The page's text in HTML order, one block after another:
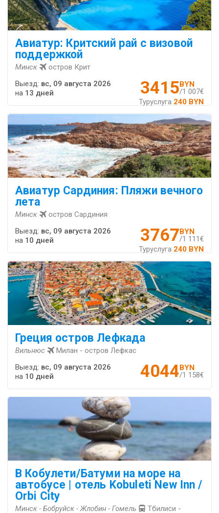
Авиатур: Критский рай с визовой
поддержкой
Минск остров Крит
3415BYN
/1 007€
Туруслуга 240 BYN
Выезд: вс, 09 августа 2026
на 13 дней
Авиатур Сардиния: Пляжи вечного
лета
Минск остров Сардиния
3767BYN
/1 111€
Туруслуга 240 BYN
Выезд: вс, 09 августа 2026
на 10 дней
Греция остров Лефкада
Вильнюс Милан - остров Лефкас
4044BYN
/1 158€
Выезд: вс, 09 августа 2026
на 10 дней
В Кобулети/Батуми на море на
автобусе | отель Kobuleti New Inn /
Orbi City
Минск - Бобруйск - Жлобин - Гомель Тбилиси -